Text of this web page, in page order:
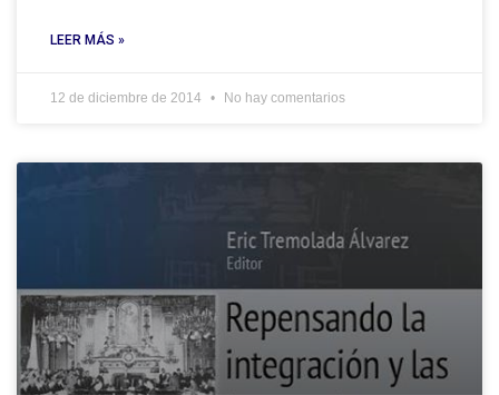
LEER MÁS »
12 de diciembre de 2014 No hay comentarios